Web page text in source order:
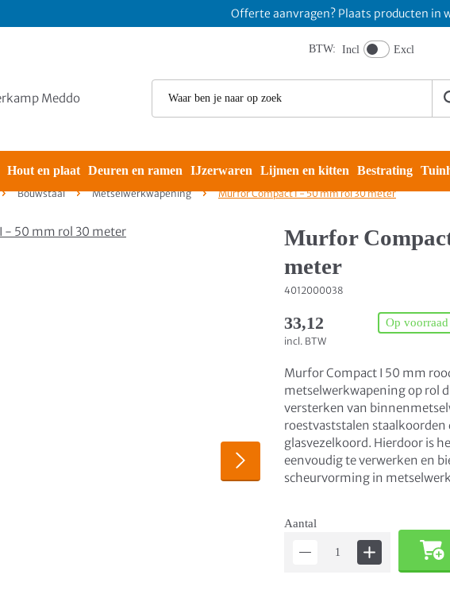
Offerte aanvragen? Plaats producten in
BTW: Incl Excl
Hout en plaat Deuren en ramen IJzerwaren Lijmen en kitten Bestrating
Bouwstaal Metselwerkwapening Murfor Compact I - 50 mm rol 30 meter
Murfor
meter
4012000038
33,12
incl. BTW
Op voorraad
Murfor Compact I 50 mm
metselwerkwapening op rol
versterken van
roestvaststalen
glasvezelkoord. Hierdoor is
eenvoudig te verwerken en
scheurvorming in
Aantal